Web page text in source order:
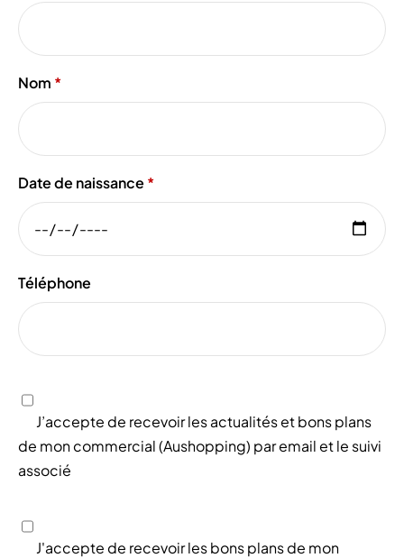
Nom
Date de naissance
Téléphone
J’accepte de recevoir les actualités et bons plans
de mon commercial (Aushopping) par email et le suivi
associé
J'accepte de recevoir les bons plans de mon